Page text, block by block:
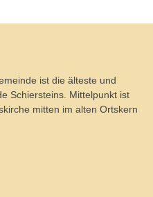
ist die älteste und
Schiersteins. Mittelpunkt ist
mitten im alten Ortskern